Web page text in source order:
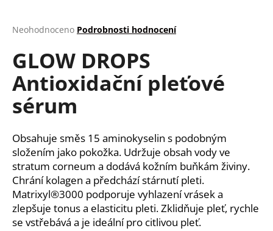
Průměrné
produktu
je
0,0
z
hvězdiček.
Neohodnoceno Podrobnosti hodnocení
GLOW DROPS
Antioxidační pleťové
sérum
Obsahuje směs 15 aminokyselin s podobným
složením jako pokožka. Udržuje obsah vody ve
stratum corneum a dodává kožním buňkám živiny.
Chrání kolagen a předchází stárnutí pleti.
Matrixyl®3000 podporuje vyhlazení vrásek a
zlepšuje tonus a elasticitu pleti. Zklidňuje pleť, rychle
se vstřebává a je ideální pro citlivou pleť.
j
t
?
HLEDAT
D
o
p